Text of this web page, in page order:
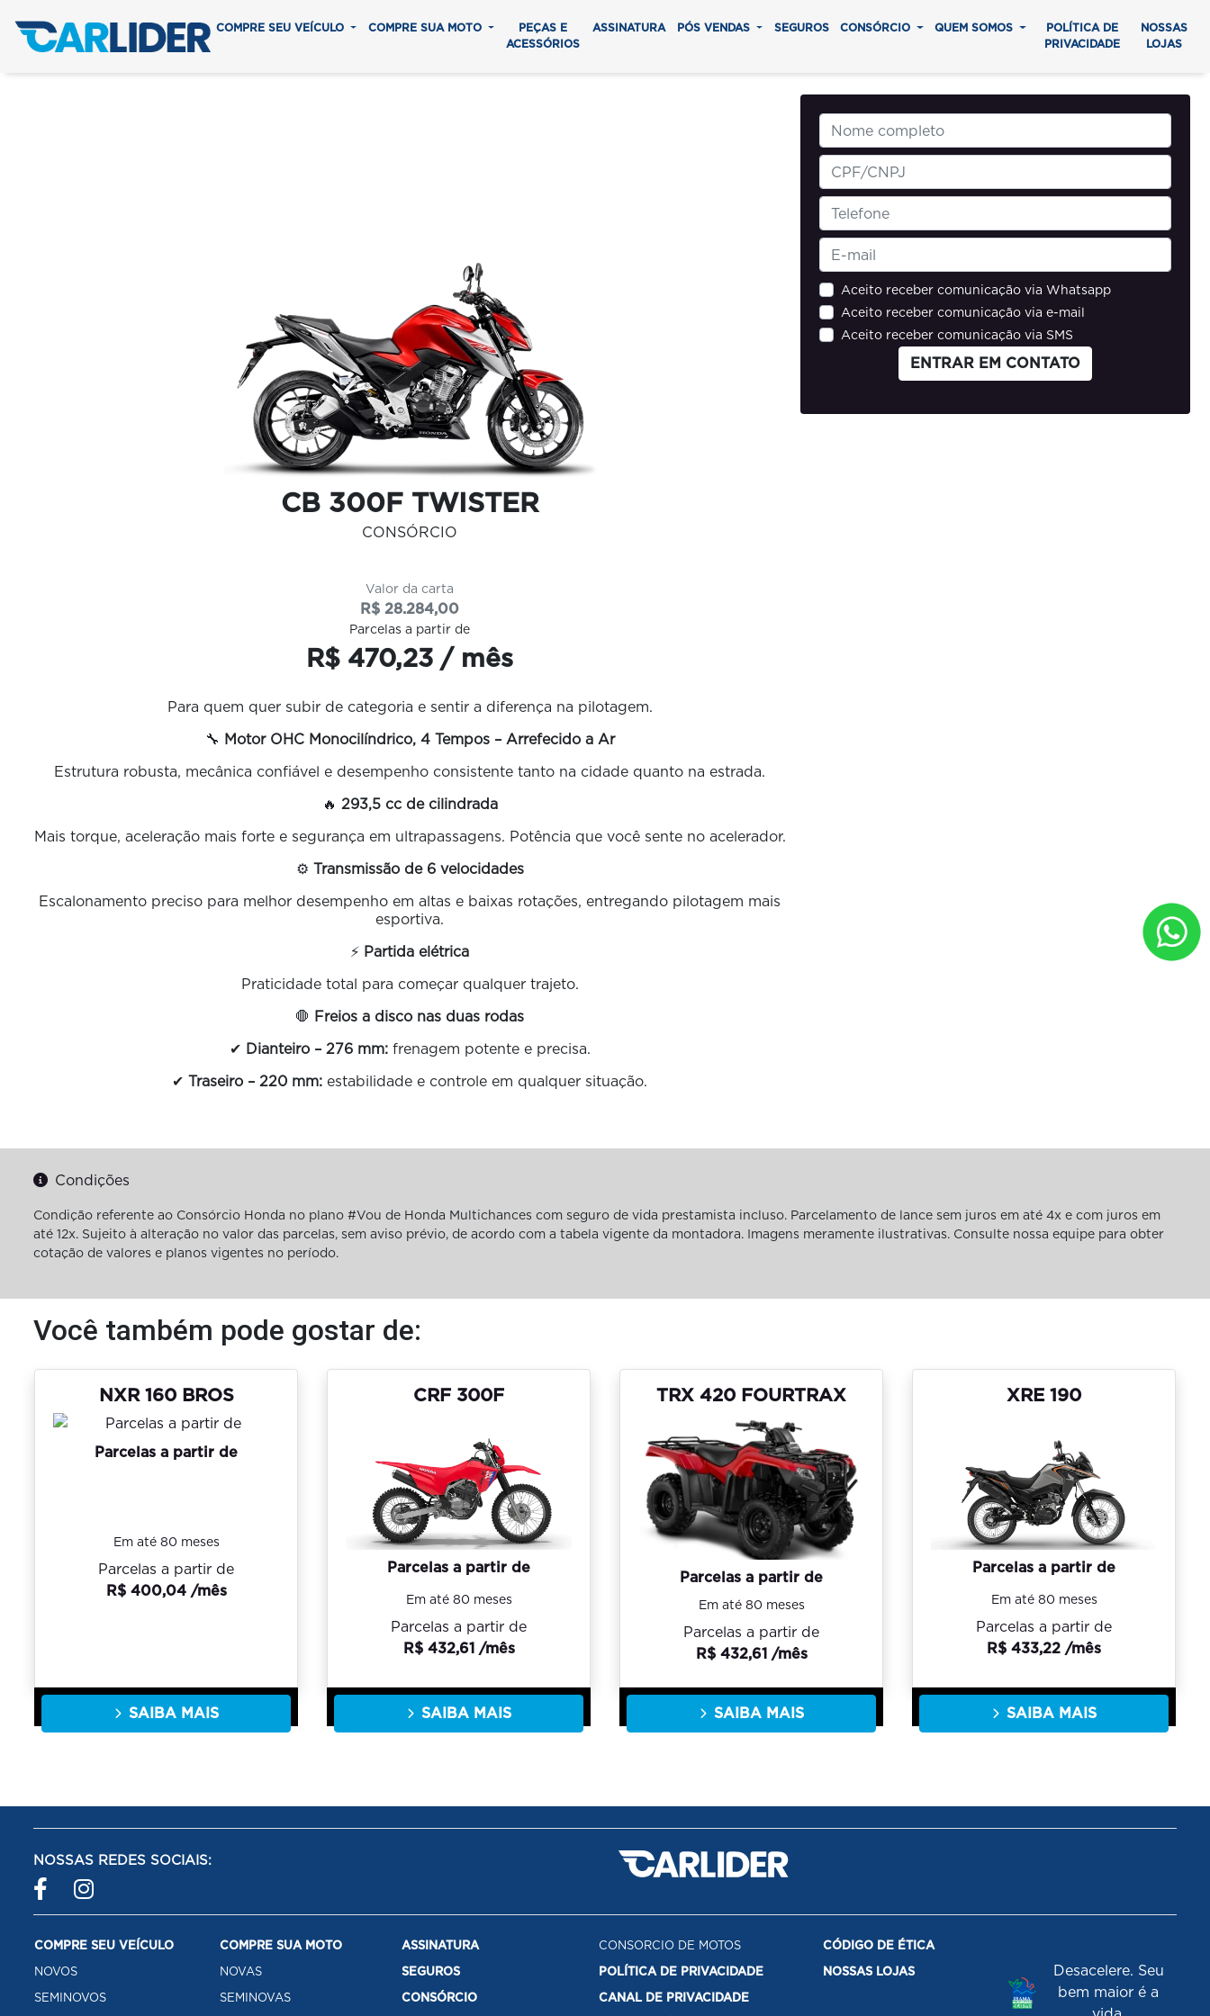
COMPRE SEU VEÍCULO COMPRE SUA MOTO
PEÇAS E
ACESSÓRIOS
ASSINATURA PÓS VENDAS SEGUROS CONSÓRCIO QUEM SOMOS
POLÍTICA DE
PRIVACIDADE
NOSSAS
LOJAS
CB 300F TWISTER
CONSÓRCIO
Valor da carta
R$ 28.284,00
Parcelas a partir de
R$ 470,23 / mês
Para quem quer subir de categoria e sentir a diferença na pilotagem.
🔧 Motor OHC Monocilíndrico, 4 Tempos – Arrefecido a Ar
Estrutura robusta, mecânica confiável e desempenho consistente tanto na cidade quanto na estrada.
🔥 293,5 cc de cilindrada
Mais torque, aceleração mais forte e segurança em ultrapassagens. Potência que você sente no acelerador.
⚙️ Transmissão de 6 velocidades
Escalonamento preciso para melhor desempenho em altas e baixas rotações, entregando pilotagem mais
esportiva.
⚡ Partida elétrica
Praticidade total para começar qualquer trajeto.
🛑 Freios a disco nas duas rodas
✔ Dianteiro – 276 mm:frenagem potente e precisa.
✔Traseiro – 220 mm: estabilidade e controle em qualquer situação.
Aceito receber comunicação via Whatsapp
Aceito receber comunicação via e-mail
Aceito receber comunicação via SMS
ENTRAR EM CONTATO
Condições
Condição referente ao Consórcio Honda no plano #Vou de Honda Multichances com seguro de vida prestamista incluso. Parcelamento de lance sem juros em até 4x e com juros em
até 12x. Sujeito à alteração no valor das parcelas, sem aviso prévio, de acordo com a tabela vigente da montadora. Imagens meramente ilustrativas. Consulte nossa equipe para obter
cotação de valores e planos vigentes no período.
Você também pode gostar de:
NXR 160 BROS
Parcelas a partir de
Em até 80 meses
Parcelas a partir de
R$ 400,04 /mês
SAIBA MAIS
CRF 300F
Parcelas a partir de
Em até 80 meses
Parcelas a partir de
R$ 432,61 /mês
SAIBA MAIS
TRX 420 FOURTRAX
Parcelas a partir de
Em até 80 meses
Parcelas a partir de
R$ 432,61 /mês
SAIBA MAIS
XRE 190
Parcelas a partir de
Em até 80 meses
Parcelas a partir de
R$ 433,22 /mês
SAIBA MAIS
NOSSAS REDES SOCIAIS:
COMPRE SEU VEÍCULO
NOVOS
SEMINOVOS
COMPRE SUA MOTO
NOVAS
SEMINOVAS
ASSINATURA
SEGUROS
CONSÓRCIO
CONSORCIO DE MOTOS
POLÍTICA DE PRIVACIDADE
CANAL DE PRIVACIDADE
CÓDIGO DE ÉTICA
NOSSAS LOJAS
Desacelere. Seu
bem maior é a